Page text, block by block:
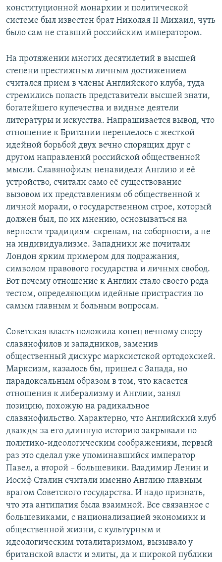
конституционной монархии и политической
системе был известен брат Николая II Михаил, чуть
было сам не ставший российским императором.
На протяжении многих десятилетий в высшей
степени престижным личным достижением
считался прием в члены Английского клуба, туда
стремились попасть представители высшей знати,
богатейшего купечества и видные деятели
литературы и искусства. Напрашивается вывод, что
отношение к Британии переплелось с жесткой
идейной борьбой двух вечно спорящих друг с
другом направлений российской общественной
мысли. Славянофилы ненавидели Англию и её
устройство, считали само её существование
вызовом их представлениям об общественной и
личной морали, о государственном строе, который
должен был, по их мнению, основываться на
верности традициям-скрепам, на соборности, а не
на индивидуализме. Западники же почитали
Лондон ярким примером для подражания,
символом правового государства и личных свобод.
Вот почему отношение к Англии стало своего рода
тестом, определяющим идейные пристрастия по
самым главным и больным вопросам.
Советская власть положила конец вечному спору
славянофилов и западников, заменив
общественный дискурс марксистской ортодоксией.
Марксизм, казалось бы, пришел с Запада, но
парадоксальным образом в том, что касается
отношения к либерализму и Англии, занял
позицию, похожую на радикальное
славянофильство. Характерно, что Английский клуб
дважды за его длинную историю закрывали по
политико-идеологическим соображениям, первый
раз это сделал уже упоминавшийся император
Павел, а второй – большевики. Владимир Ленин и
Иосиф Сталин считали именно Англию главным
врагом Советского государства. И надо признать,
что эта антипатия была взаимной. Все связанное с
большевиками, с национализацией экономики и
общественной жизни, с культурным и
идеологическим тоталитаризмом, вызывало у
британской власти и элиты, да и широкой публики